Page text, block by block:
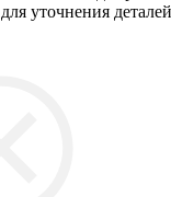
уточнения